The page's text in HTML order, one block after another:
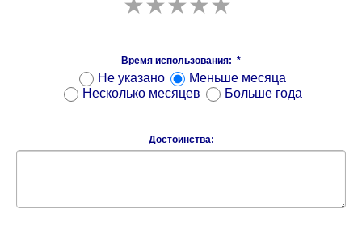
Время использования: *
Не указано
Меньше месяца
Несколько месяцев
Больше года
Достоинства: